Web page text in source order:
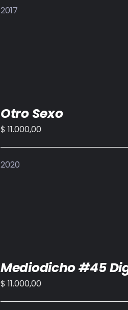
2017
Otro Sexo
$ 11.000,00
2020
Mediodicho #45
$ 11.000,00